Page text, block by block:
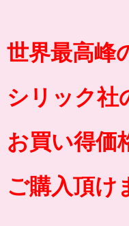
世界最高峰
シリック社
お買い得価
ご購入頂け